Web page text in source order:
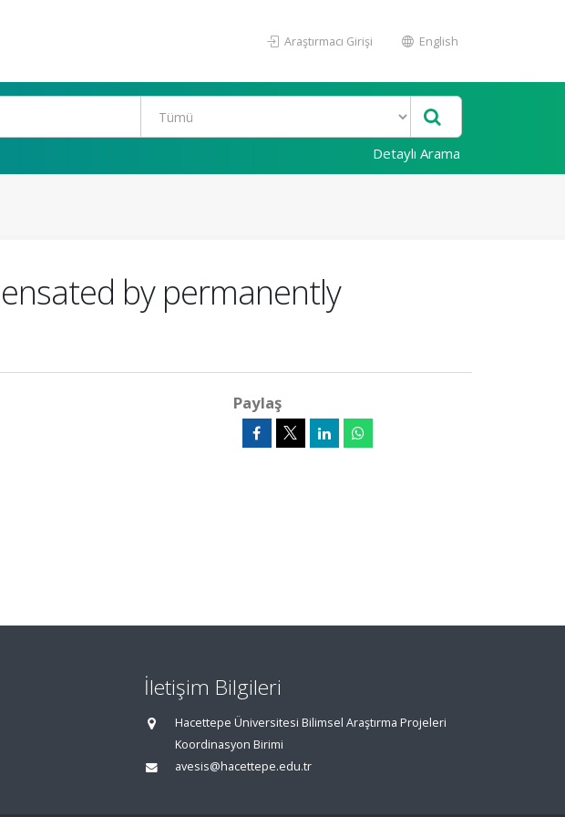
Araştırmacı Girişi English
Detaylı Arama
by permanently
Paylaş
İletişim Bilgileri
Hacettepe Üniversitesi Bilimsel Araştırma Projeleri
Koordinasyon Birimi
avesis@hacettepe.edu.tr